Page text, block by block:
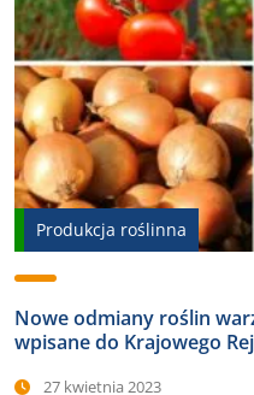
Produkcja roślinna
Nowe odmiany roślin
wpisane do Krajowego
27 kwietnia 2023